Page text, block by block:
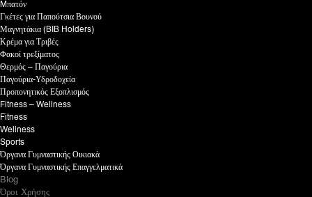
Mπατόν
Γκέτες για Παπούτσια Βουνού
Μαγνητάκια (BIB Holders)
Κρέμα για Τριβές
Φακοί τρεξίματος
Θερμός – Παγούρια
Παγούρια-Υδροδοχεία
Προπονητικός Εξοπλισμός
Fitness – Wellness
Fitness
Wellness
Sports
Όργανα Γυμναστικής Οικιακά
Όργανα Γυμναστικής Επαγγελματικά
Blog
Όροι Χρήσης